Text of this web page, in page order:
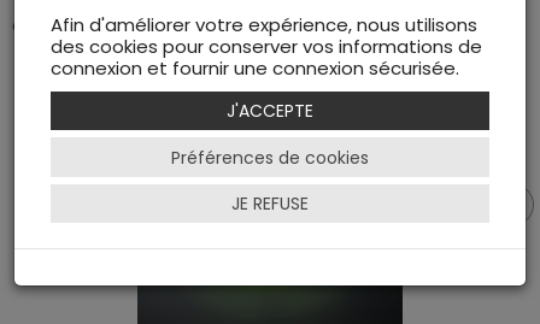
carabine à verrou Benelli Lupo de chez Benelli
Afin d'améliorer votre expérience, nous utilisons
des cookies pour conserver vos informations de
connexion et fournir une connexion sécurisée.
J'ACCEPTE
Préférences de cookies
JE REFUSE